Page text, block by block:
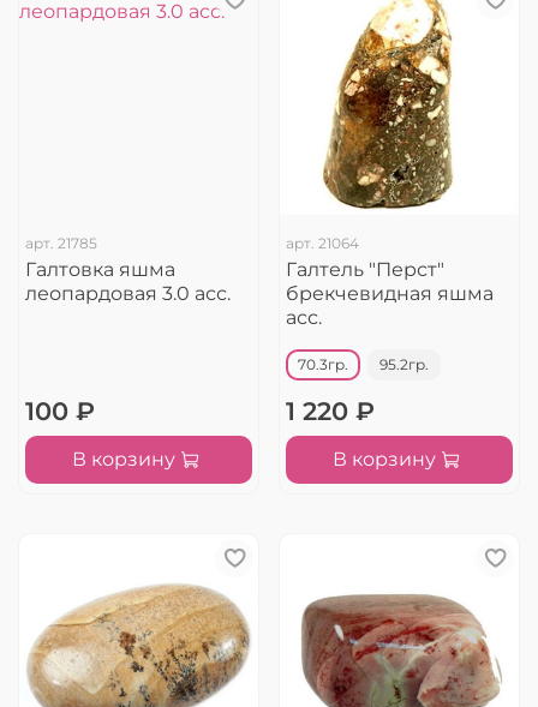
арт. 21785
Галтовка яшма
леопардовая 3.0 асс.
100 ₽
В корзину
арт. 21064
Галтель "Перст"
брекчевидная яшма
асс.
70.3гр. 95.2гр.
1 220 ₽
В корзину